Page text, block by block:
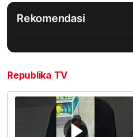
Rekomendasi
Republika TV